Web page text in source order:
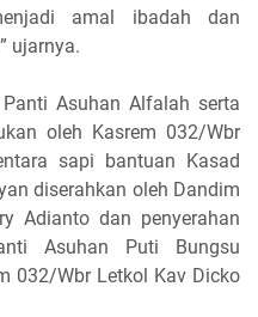
amal ibadah dan
ujarnya.
Asuhan Alfalah serta
oleh Kasrem 032/Wbr
sapi bantuan Kasad
diserahkan oleh Dandim
Adianto dan penyerahan
Asuhan Puti Bungsu
032/Wbr Letkol Kav Dicko